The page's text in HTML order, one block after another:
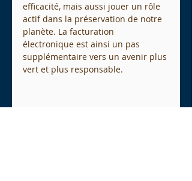
efficacité, mais aussi jouer un rôle
actif dans la préservation de notre
planète. La facturation
électronique est ainsi un pas
supplémentaire vers un avenir plus
vert et plus responsable.